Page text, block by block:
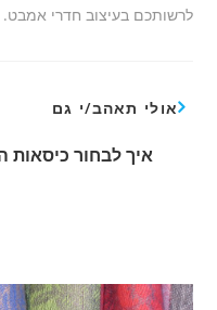
לרשותכם בעיצוב חדרי אמבט.
אולי תאהב/י גם
איך לבחור